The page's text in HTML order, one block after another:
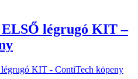
ELSŐ légrugó KIT –